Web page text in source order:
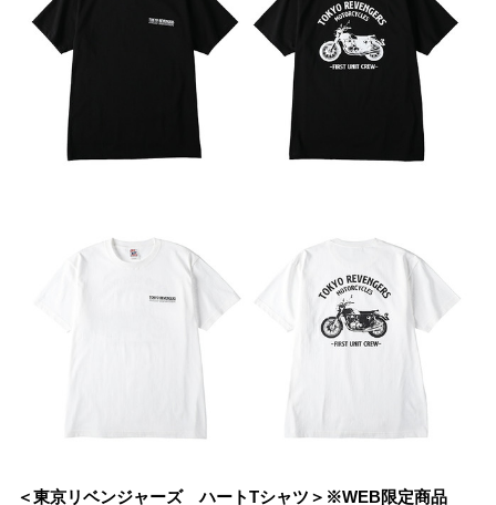
＜東京リベンジャーズ ハートTシャツ＞※WEB限定商品